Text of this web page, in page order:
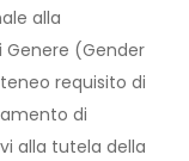
alla
Genere (Gender
requisito di
di
alla tutela della